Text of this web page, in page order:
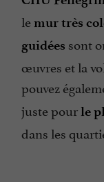
le mur très
guidées sont
œuvres et la
pouvez
juste pourle
dans les